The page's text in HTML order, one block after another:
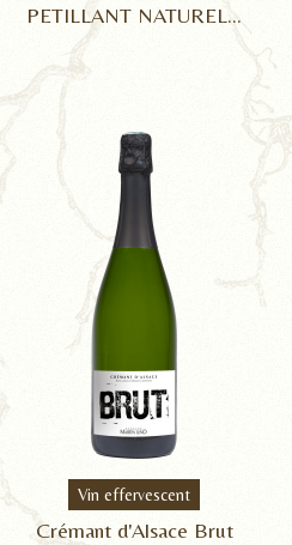
PETILLANT NATUREL...
Vin effervescent
Crémant d'Alsace Brut